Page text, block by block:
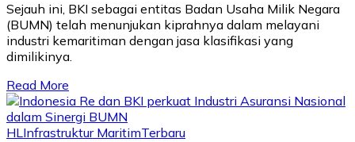
Sejauh ini, BKI sebagai entitas Badan Usaha Milik Negara
(BUMN) telah menunjukan kiprahnya dalam melayani
industri kemaritiman dengan jasa klasifikasi yang
dimilikinya.
Read More
HLInfrastruktur MaritimTerbaru